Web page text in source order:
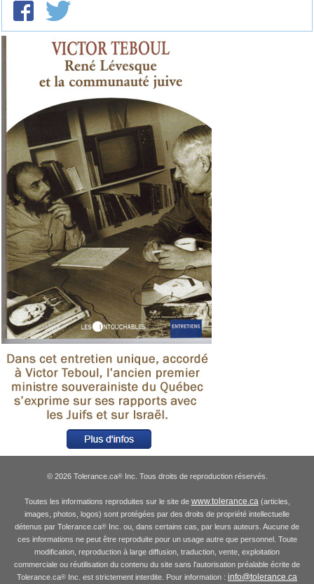
© 2026 Tolerance.ca®Inc. Tous droits de reproduction réservés.
Toutes les informations reproduites sur le site de www.tolerance.ca (articles,
images, photos, logos) sont protégées par des droits de propriété intellectuelle
détenus par Tolerance.ca® Inc. ou, dans certains cas, par leurs auteurs. Aucune de
ces informations ne peut être reproduite pour un usage autre que personnel. Toute
modification, reproduction à large diffusion, traduction, vente, exploitation
commerciale ou réutilisation du contenu du site sans l'autorisation préalable écrite de
Tolerance.ca® Inc. est strictement interdite. Pour information : info@tolerance.ca